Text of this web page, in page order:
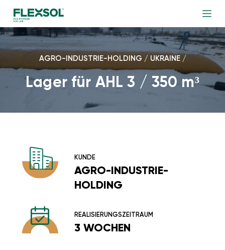
AGRO-INDUSTRIE-HOLDING / UKRAINE /
Lager für AHL 3 / 350 m³
KUNDE
AGRO-INDUSTRIE-
HOLDING
REALISIERUNGSZEITRAUM
3 WOCHEN